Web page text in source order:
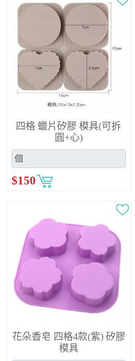
四格 蠟片矽膠 模具(可拆
圓+心)
$150
花朵香皂 四格4款(紫) 矽膠
模具